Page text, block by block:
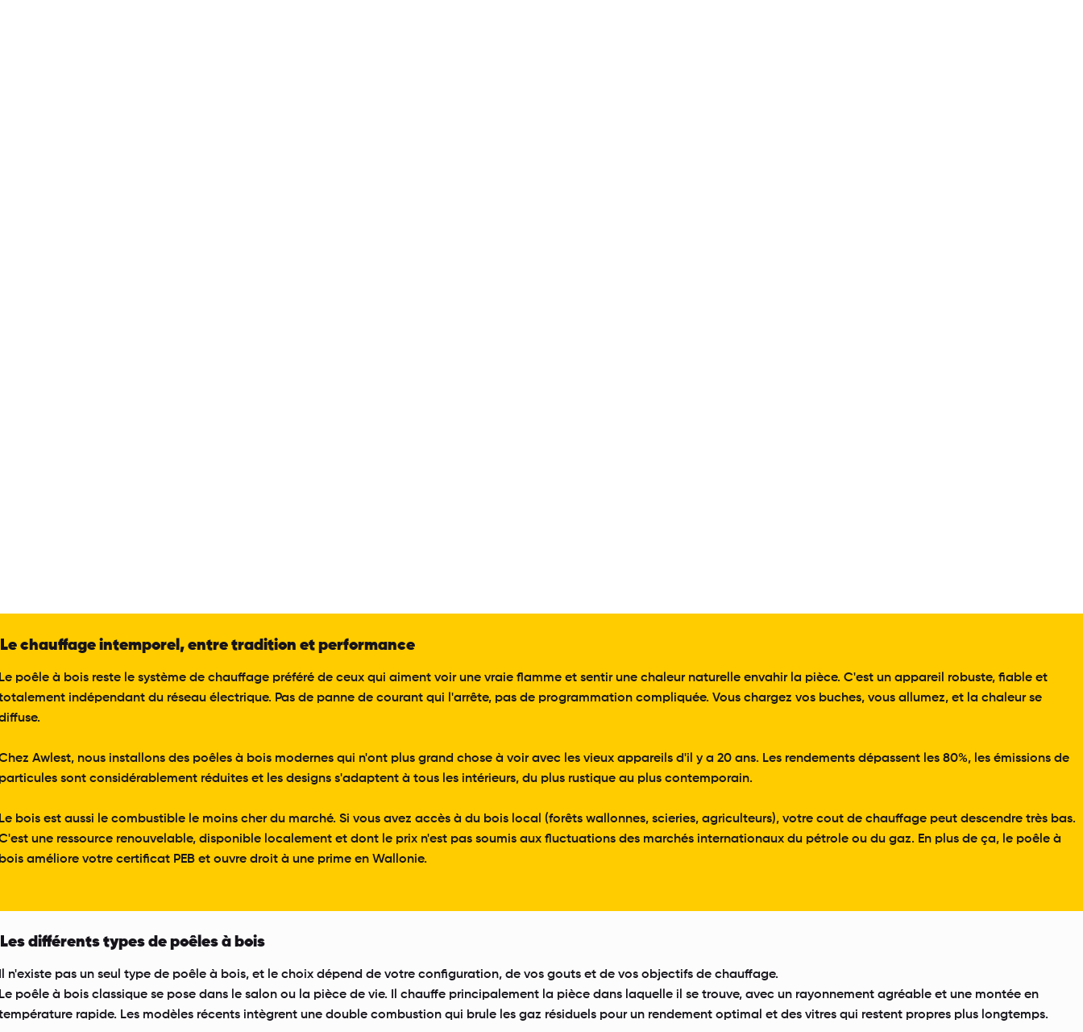
Les différents types de poêles à bois
n'existe pas un seul type de poêle à bois, et le choix dépend de votre configuration, de vos gouts et de vos objectifs de chauffage.
poêle à bois classique se pose dans le salon ou la pièce de vie. Il chauffe principalement la pièce dans laquelle il se trouve, avec un rayonnement agréable et une montée en
rapide. Les modèles récents intègrent une double combustion qui brule les gaz résiduels pour un rendement optimal et des vitres qui restent propres plus longtemps.
Le chauffage intemporel, entre tradition et performance
poêle à bois reste le système de chauffage préféré de ceux qui aiment voir une vraie flamme et sentir une chaleur naturelle envahir la pièce. C'est un appareil robuste, fiable et
indépendant du réseau électrique. Pas de panne de courant qui l'arrête, pas de programmation compliquée. Vous chargez vos buches, vous allumez, et la chaleur se
Awlest, nous installons des poêles à bois modernes qui n'ont plus grand chose à voir avec les vieux appareils d'il y a 20 ans. Les rendements dépassent les 80%, les émissions de
sont considérablement réduites et les designs s'adaptent à tous les intérieurs, du plus rustique au plus contemporain.
bois est aussi le combustible le moins cher du marché. Si vous avez accès à du bois local (forêts wallonnes, scieries, agriculteurs), votre cout de chauffage peut descendre très bas.
une ressource renouvelable, disponible localement et dont le prix n'est pas soumis aux fluctuations des marchés internationaux du pétrole ou du gaz. En plus de ça, le poêle à
améliore votre certificat PEB et ouvre droit à une prime en Wallonie.